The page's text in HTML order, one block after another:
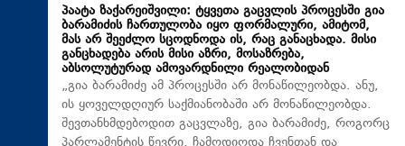
პაატა ზაქარეიშვილი: ტყვეთა გაცვლის პროცესში გია
ბარამიძის ჩართულობა იყო ფორმალური, ამიტომ,
მას არ შეეძლო სცოდნოდა ის, რაც განაცხადა. მისი
განცხადება არის მისი აზრი, მოსაზრება,
აბსოლუტურად ამოვარდნილი რეალობიდან
„გია ბარამიძე ამ პროცესში არ მონაწილეობდა. ანუ,
ის ყოველდღიურ საქმიანობაში არ მონაწილეობდა.
შევთანხმდებოდით გაცვლაზე, გია ბარამიძე, როგორც